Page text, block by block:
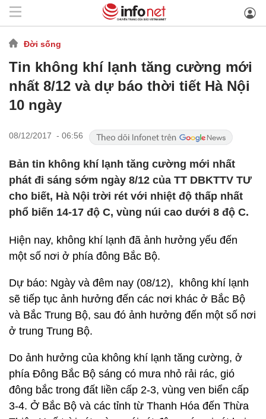
Đời sống
Tin không khí lạnh tăng cường mới
nhất 8/12 và dự báo thời tiết Hà Nội
10 ngày
08/12/2017 - 06:56
Bản tin không khí lạnh tăng cường mới nhất
phát đi sáng sớm ngày 8/12 của TT DBKTTV TƯ
cho biết, Hà Nội trời rét với nhiệt độ thấp nhất
phổ biến 14-17 độ C, vùng núi cao dưới 8 độ C.
Hiện nay, không khí lạnh đã ảnh hưởng yếu đến
một số nơi ở phía đông Bắc Bộ.
Dự báo: Ngày và đêm nay (08/12), không khí lạnh
sẽ tiếp tục ảnh hưởng đến các nơi khác ở Bắc Bộ
và Bắc Trung Bộ, sau đó ảnh hưởng đến một số nơi
ở trung Trung Bộ.
Do ảnh hưởng của không khí lạnh tăng cường, ở
phía Đông Bắc Bộ sáng có mưa nhỏ rải rác, gió
đông bắc trong đất liền cấp 2-3, vùng ven biển cấp
3-4. Ở Bắc Bộ và các tỉnh từ Thanh Hóa đến Thừa